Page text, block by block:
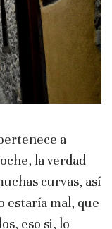
a
la verdad
curvas, así
estaría mal, que
eso si, lo